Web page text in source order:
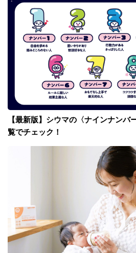
【最新版】シウマの〈ナインナンバ
覧でチェック！